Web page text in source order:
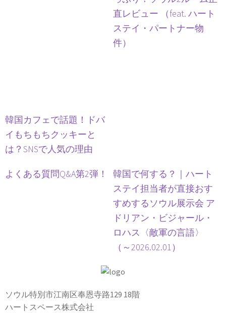
韓国カフェで話題！ドバ
イもちもちクッキーと
は？SNSで人気の理由
直レビュー （feat. ハート
ステイ・パートナー物
件）
よくある質問Q&A第2弾！
韓国で何する？｜ハート
ステイ担当者が直接おす
すめするソウル展示会 ア
ドリアン・ビジャール・
ロハス〈敵軍の言語〉
（～2026.02.01）
ソウル特別市江南区奉恩寺路129 18階
ハートスペース株式会社